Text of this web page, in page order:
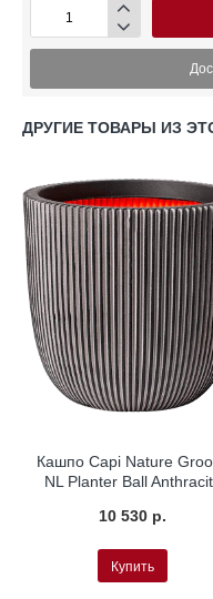
ДРУГИЕ ТОВАРЫ ИЗ
Кашпо Capi Nature
NL Planter Ball
10 530 р.
Купить